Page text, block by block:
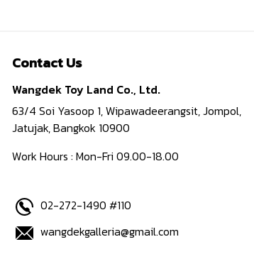
Contact Us
Wangdek Toy Land Co., Ltd.
63/4 Soi Yasoop 1, Wipawadeerangsit, Jompol,
Jatujak, Bangkok 10900
Work Hours : Mon-Fri 09.00-18.00
02-272-1490 #110
wangdekgalleria@gmail.com